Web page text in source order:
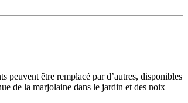
peuvent être remplacé par d’autres, disponibles
de la marjolaine dans le jardin et des noix